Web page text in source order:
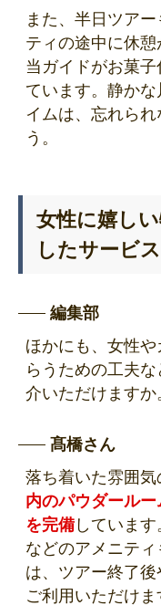
また、半日ツア
ティの途中に休
当ガイドがお菓
ています。静か
イムは、忘れら
う。
女性に嬉し
したサービス
編集部
ほかにも、女性
らうための工夫
介いただけますか
髙橋さん
落ち着いた雰囲
内のパウダール
を完備 していま
などのアメニテ
は、ツアー終了
ご利用いただけま